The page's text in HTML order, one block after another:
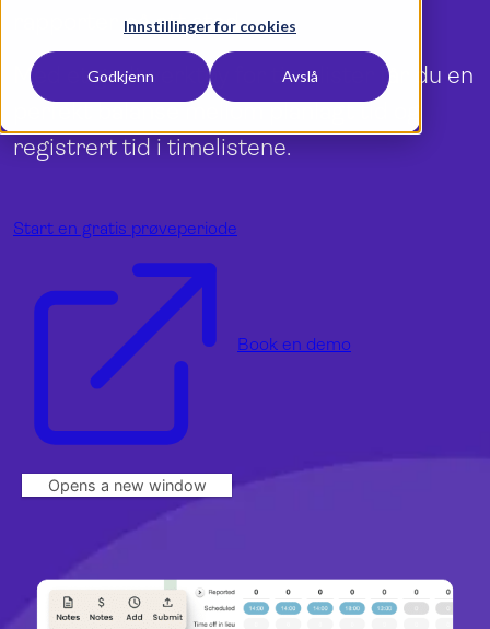
Innstillinger for cookies
Godkjenn Avslå
Integrasjoner
Dansk
Demo
Logg inn
rapporter på ett sted
Med et godt verktøy for timelister får du en
perfekt balanse mellom planlagt tid og
registrert tid i timelistene.
Start en gratis prøveperiode
Opens a new window
Book en demo